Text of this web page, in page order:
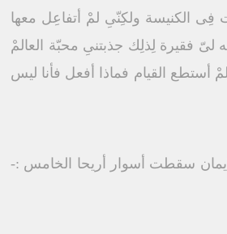
الكنيسة ولكِنّىِ لمْ أتفاعِل معها
فقيرة لِذلِك جذبتنىِ محبّة العالمْ
القيام فماذا أفعل فأنا ليس
سقطت أسوار أريحا الخامس :-